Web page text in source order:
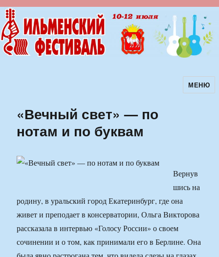
Ильменский фестиваль авторскойМЕНЮ
«Вечный свет» — по
нотам и по буквам
Вернув
шись на
родину, в уральский город Екатеринбург, где она
живет и преподает в консерватории, Ольга Викторова
рассказала в интервью «Голосу России» о своем
сочинении и о том, как принимали его в Берлине. Она